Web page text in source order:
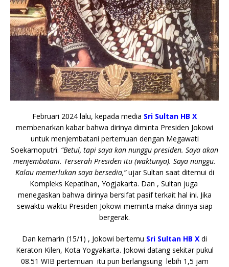
Februari 2024 lalu, kepada media Sri Sultan HB X
membenarkan kabar bahwa dirinya diminta Presiden Jokowi
untuk menjembatani pertemuan dengan Megawati
Soekarnoputri. “Betul, tapi saya kan nunggu presiden. Saya akan
menjembatani. Terserah Presiden itu (waktunya). Saya nunggu.
Kalau memerlukan saya bersedia,”ujar Sultan saat ditemui di
Kompleks Kepatihan, Yogjakarta. Dan , Sultan juga
menegaskan bahwa dirinya bersifat pasif terkait hal ini. Jika
sewaktu-waktu Presiden Jokowi meminta maka dirinya siap
bergerak.
Dan kemarin (15/1) , Jokowi bertemu Sri Sultan HB X di
Keraton Kilen, Kota Yogyakarta. Jokowi datang sekitar pukul
08.51 WIB pertemuan itu pun berlangsung lebih 1,5 jam